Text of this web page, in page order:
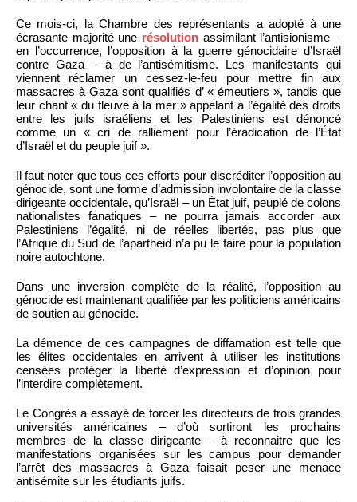
Ce mois-ci, la Chambre des représentants a adopté à une
écrasante majorité une résolution assimilant l’antisionisme –
en l’occurrence, l’opposition à la guerre génocidaire d’Israël
contre Gaza – à de l’antisémitisme. Les manifestants qui
viennent réclamer un cessez-le-feu pour mettre fin aux
massacres à Gaza sont qualifiés d’ « émeutiers », tandis que
leur chant « du fleuve à la mer » appelant à l’égalité des droits
entre les juifs israéliens et les Palestiniens est dénoncé
comme un « cri de ralliement pour l’éradication de l’État
d’Israël et du peuple juif ».
Il faut noter que tous ces efforts pour discréditer l’opposition au
génocide, sont une forme d’admission involontaire de la classe
dirigeante occidentale, qu’Israël – un État juif, peuplé de colons
nationalistes fanatiques – ne pourra jamais accorder aux
Palestiniens l’égalité, ni de réelles libertés, pas plus que
l’Afrique du Sud de l’apartheid n’a pu le faire pour la population
noire autochtone.
Dans une inversion complète de la réalité, l’opposition au
génocide est maintenant qualifiée par les politiciens américains
de soutien au génocide.
La démence de ces campagnes de diffamation est telle que
les élites occidentales en arrivent à utiliser les institutions
censées protéger la liberté d’expression et d’opinion pour
l’interdire complètement.
Le Congrès a essayé de forcer les directeurs de trois grandes
universités américaines – d’où sortiront les prochains
membres de la classe dirigeante – à reconnaitre que les
manifestations organisées sur les campus pour demander
l’arrêt des massacres à Gaza faisait peser une menace
antisémite sur les étudiants juifs.